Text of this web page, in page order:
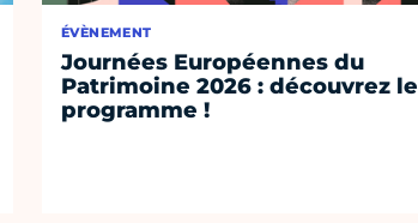
ÉVÈNEMENT
Journées Européennes du
Patrimoine 2026 : découvrez le
programme !